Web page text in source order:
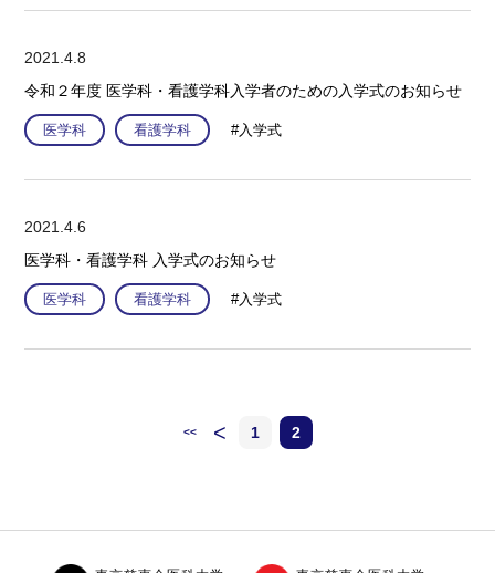
2021.4.8
令和２年度 医学科・看護学科入学者のための入学式のお知らせ
医学科 看護学科 #入学式
2021.4.6
医学科・看護学科 入学式のお知らせ
医学科 看護学科 #入学式
<< < 1 2